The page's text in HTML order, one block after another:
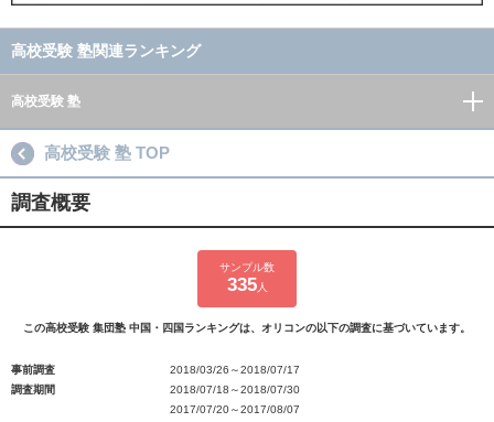
高校受験 塾関連ランキング
高校受験 塾
高校受験 塾 TOP
調査概要
サンプル数
335人
この高校受験 集団塾 中国・四国ランキングは、オリコンの以下の調査に基づいています。
事前調査
2018/03/26～2018/07/17
調査期間
2018/07/18～2018/07/30
2017/07/20～2017/08/07